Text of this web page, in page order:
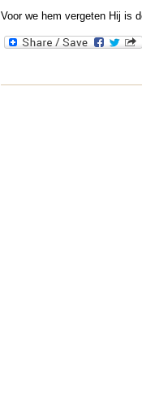
Voor we hem vergeten Hij is